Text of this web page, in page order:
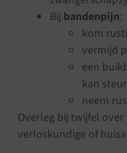
Bij bandenpijn:
kom
vermijd
een
kan
neem
Overleg bij twijfel
verloskundige of